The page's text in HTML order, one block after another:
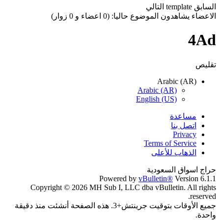
السابق template التالي
الاعضاء يشاهدون الموضوع حاليا: (0 اعضاء و 0 زوار)
4Ad
تقليص
Arabic (AR)
Arabic (AR)
English (US)
مساعدة
اتصل بنا
Privacy
Terms of Service
الذهاب للأعلى
حراج اسواق السعودية
Powered by vBulletin® Version 6.1.1
Copyright © 2026 MH Sub I, LLC dba vBulletin. All rights
reserved.
جميع الأوقات بتوقيت جرينتش+3. هذه الصفحة أنشئت منذ دقيقة
واحدة.